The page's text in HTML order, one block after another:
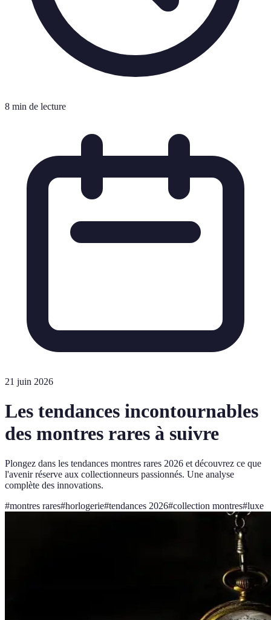
8 min de lecture
21 juin 2026
Les tendances incontournables
des montres rares à suivre
Plongez dans les tendances montres rares 2026 et découvrez ce que
l'avenir réserve aux collectionneurs passionnés. Une analyse
complète des innovations.
#montres rares#horlogerie#tendances 2026#collection montres#luxe